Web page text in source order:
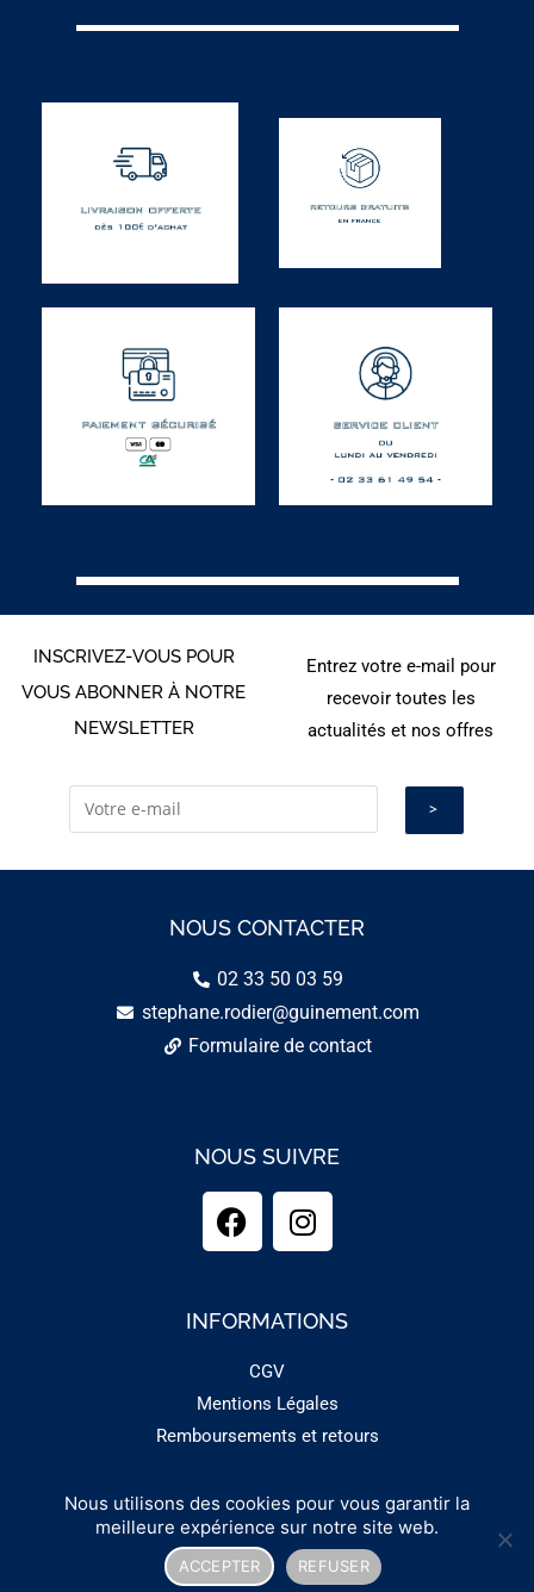
INSCRIVEZ-VOUS POUR
VOUS ABONNER À NOTRE
NEWSLETTER
Entrez votre e-mail pour
recevoir toutes les
actualités et nos offres
NOUS CONTACTER
02 33 50 03 59
stephane.rodier@guinement.com
Formulaire de contact
NOUS SUIVRE
INFORMATIONS
CGV
Mentions Légales
Remboursements et retours
Copyright 2025 - GUINEMENT
Nous utilisons des cookies pour vous garantir la
meilleure expérience sur notre site web.
ACCEPTER REFUSER